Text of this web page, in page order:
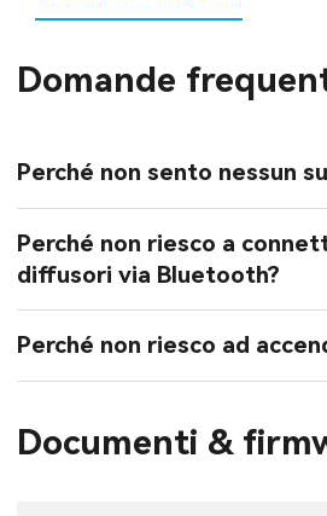
Domande
Perché non sento nessun
Perché non riesco a
diffusori via Bluetooth?
Perché non riesco ad
Documenti &